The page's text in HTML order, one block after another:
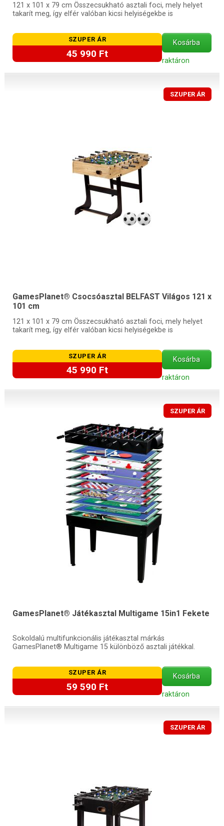
121 x 101 x 79 cm Összecsukható asztali foci, mely helyet
takarít meg, így elfér valóban kicsi helyiségekbe is
SZUPER ÁR
45 990 Ft
Kosárba
raktáron
SZUPER ÁR
GamesPlanet® Csocsóasztal BELFAST Világos 121 x
101 cm
121 x 101 x 79 cm Összecsukható asztali foci, mely helyet
takarít meg, így elfér valóban kicsi helyiségekbe is
SZUPER ÁR
45 990 Ft
Kosárba
raktáron
SZUPER ÁR
GamesPlanet® Játékasztal Multigame 15in1 Fekete
Sokoldalú multifunkcionális játékasztal márkás
GamesPlanet® Multigame 15 különböző asztali játékkal.
SZUPER ÁR
59 590 Ft
Kosárba
raktáron
SZUPER ÁR